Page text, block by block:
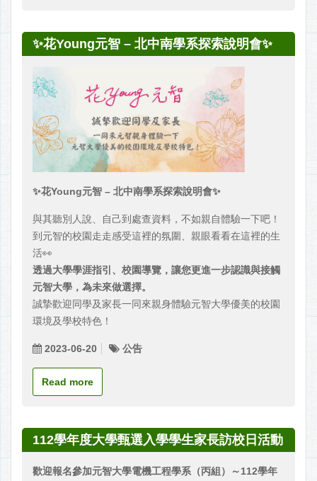
✨花Young元智 – 北中南學系探索說明會✨
✨花Young元智 – 北中南學系探索說明會✨
與其聽別人說、自己到處查資料，不如親自體驗一下吧！
到元智的校園走走感受這裡的氛圍、親眼看看在這裡的生
活👀
透過大學學涯指引、校園導覽，讓您更進一步認識與接觸
元智大學，為未來做選擇。
誠摯歡迎同學及家長一同來親身體驗元智大學優美的校園
環境及學校特色！
2023-06-20 公告
Read more
112學年度大學甄選入學學生家長訪校日活動
歡迎報名參加元智大學電機工程學系（丙組）～112學年